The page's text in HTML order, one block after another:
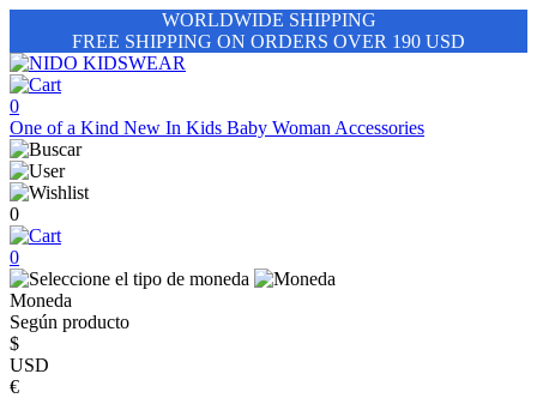
WORLDWIDE SHIPPING
FREE SHIPPING ON ORDERS OVER 190 USD
0
One of a Kind New In Kids Baby Woman Accessories
0
0
Moneda
Según producto
$
USD
€